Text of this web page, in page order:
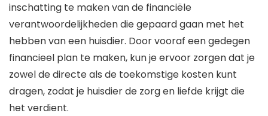
inschatting te maken van de financiële
verantwoordelijkheden die gepaard gaan met het
hebben van een huisdier. Door vooraf een gedegen
financieel plan te maken, kun je ervoor zorgen dat je
zowel de directe als de toekomstige kosten kunt
dragen, zodat je huisdier de zorg en liefde krijgt die
het verdient.